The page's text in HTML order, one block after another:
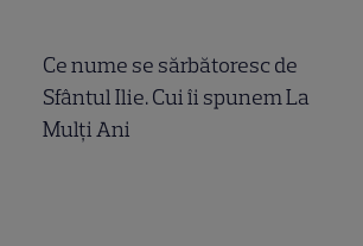
Ce nume se sărbătoresc de
Sfântul Ilie. Cui îi spunem La
Mulți Ani